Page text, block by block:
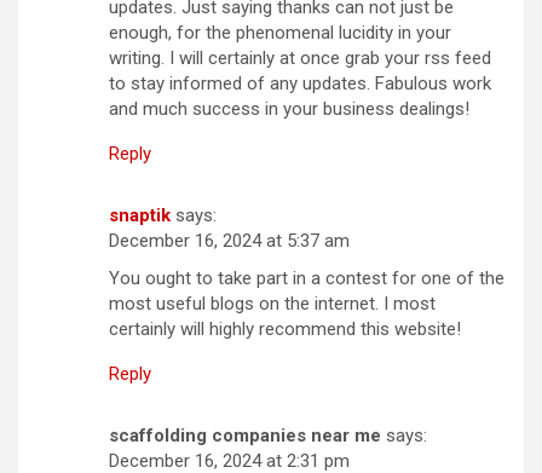
updates. Just saying thanks can not just be
enough, for the phenomenal lucidity in your
writing. I will certainly at once grab your rss feed
to stay informed of any updates. Fabulous work
and much success in your business dealings!
Reply
snaptik says:
December 16, 2024 at 5:37 am
You ought to take part in a contest for one of the
most useful blogs on the internet. I most
certainly will highly recommend this website!
Reply
scaffolding companies near me says:
December 16, 2024 at 2:31 pm